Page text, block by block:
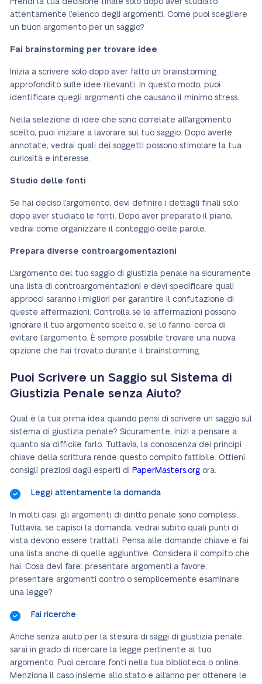
Prendi la tua decisione finale solo dopo aver studiato
attentamente l’elenco degli argomenti. Come puoi scegliere
un buon argomento per un saggio?
Fai brainstorming per trovare idee
Inizia a scrivere solo dopo aver fatto un brainstorming
approfondito sulle idee rilevanti. In questo modo, puoi
identificare quegli argomenti che causano il minimo stress.
Nella selezione di idee che sono correlate all’argomento
scelto, puoi iniziare a lavorare sul tuo saggio. Dopo averle
annotate, vedrai quali dei soggetti possono stimolare la tua
curiosità e interesse.
Studio delle fonti
Se hai deciso l’argomento, devi definire i dettagli finali solo
dopo aver studiato le fonti. Dopo aver preparato il piano,
vedrai come organizzare il conteggio delle parole.
Prepara diverse controargomentazioni
L’argomento del tuo saggio di giustizia penale ha sicuramente
una lista di controargomentazioni e devi specificare quali
approcci saranno i migliori per garantire il confutazione di
queste affermazioni. Controlla se le affermazioni possono
ignorare il tuo argomento scelto e, se lo fanno, cerca di
evitare l’argomento. È sempre possibile trovare una nuova
opzione che hai trovato durante il brainstorming.
Puoi Scrivere un Saggio sul Sistema di
Giustizia Penale senza Aiuto?
Qual è la tua prima idea quando pensi di scrivere un saggio sul
sistema di giustizia penale? Sicuramente, inizi a pensare a
quanto sia difficile farlo. Tuttavia, la conoscenza dei principi
chiave della scrittura rende questo compito fattibile. Ottieni
consigli preziosi dagli esperti di PaperMasters.org ora.
Leggi attentamente la domanda
In molti casi, gli argomenti di diritto penale sono complessi.
Tuttavia, se capisci la domanda, vedrai subito quali punti di
vista devono essere trattati. Pensa alle domande chiave e fai
una lista anche di quelle aggiuntive. Considera il compito che
hai. Cosa devi fare: presentare argomenti a favore,
presentare argomenti contro o semplicemente esaminare
una legge?
Fai ricerche
Anche senza aiuto per la stesura di saggi di giustizia penale,
sarai in grado di ricercare la legge pertinente al tuo
argomento. Puoi cercare fonti nella tua biblioteca o online.
Menziona il caso insieme allo stato e all’anno per ottenere le